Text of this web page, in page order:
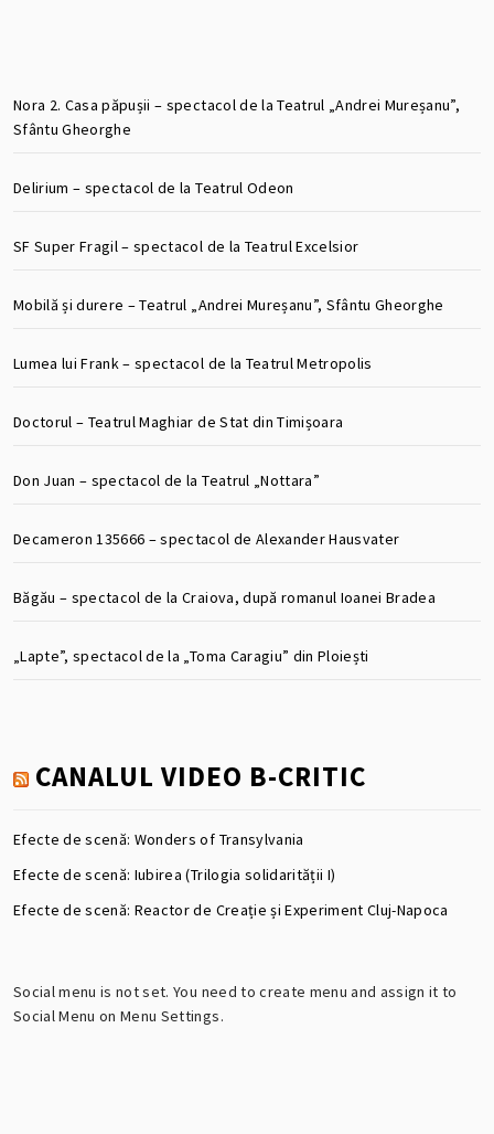
Nora 2. Casa păpușii – spectacol de la Teatrul „Andrei Mureșanu”,
Sfântu Gheorghe
Delirium – spectacol de la Teatrul Odeon
SF Super Fragil – spectacol de la Teatrul Excelsior
Mobilă și durere – Teatrul „Andrei Mureșanu”, Sfântu Gheorghe
Lumea lui Frank – spectacol de la Teatrul Metropolis
Doctorul – Teatrul Maghiar de Stat din Timișoara
Don Juan – spectacol de la Teatrul „Nottara”
Decameron 135666 – spectacol de Alexander Hausvater
Băgău – spectacol de la Craiova, după romanul Ioanei Bradea
„Lapte”, spectacol de la „Toma Caragiu” din Ploiești
CANALUL VIDEO B-CRITIC
Efecte de scenă: Wonders of Transylvania
Efecte de scenă: Iubirea (Trilogia solidarității I)
Efecte de scenă: Reactor de Creație și Experiment Cluj-Napoca
Social menu is not set. You need to create menu and assign it to
Social Menu on Menu Settings.